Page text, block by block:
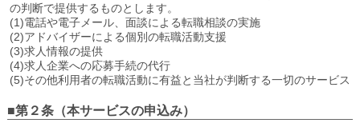
の判断で提供するものとします。
(1)電話や電子メール、面談による転職相談の実施
(2)アドバイザーによる個別の転職活動支援
(3)求人情報の提供
(4)求人企業への応募手続の代行
(5)その他利用者の転職活動に有益と当社が判断する一切のサービス
■第２条（本サービスの申込み）